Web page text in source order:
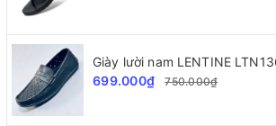
699.000₫
750.000₫